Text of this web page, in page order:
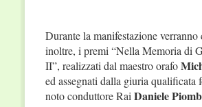
Durante la manifestazione verranno
inoltre, i premi “Nella Memoria di
II”, realizzati dal maestro orafo
ed assegnati dalla giuria qualificata
noto conduttore Rai Daniele